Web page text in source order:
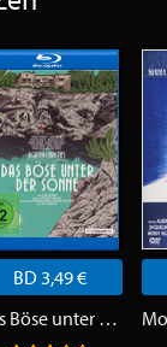
BD 3,49 €
Das Böse unter der Sonne